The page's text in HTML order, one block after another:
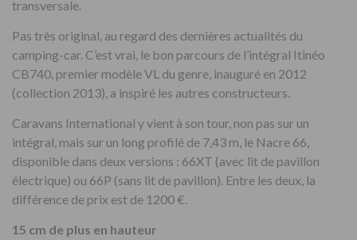
transversale.
Pas très original, au regard des dernières actualités du
camping-car. C’est vrai, le bon parcours de l’intégral Itinéo
CB740, premier modèle VL du genre, inauguré en 2012
(collection 2013), a inspiré les autres constructeurs.
Caravans International y vient à son tour, non pas sur un
intégral, mais sur un long profilé de 7,43 m, le Nacre 66,
disponible dans deux versions : 66XT (avec lit de pavillon
électrique) ou 66P (sans lit de pavillon). Entre les deux, la
différence de prix est de 1200 €.
15 cm de plus en hauteur